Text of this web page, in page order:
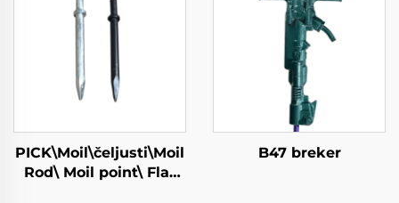
PICK\Moil\čeljusti\Moil
Rod\ Moil point\ Flat
B47 breker